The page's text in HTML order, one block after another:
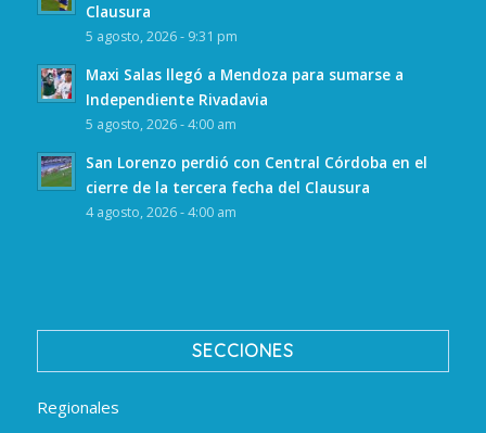
Clausura
5 agosto, 2026 - 9:31 pm
Maxi Salas llegó a Mendoza para sumarse a
Independiente Rivadavia
5 agosto, 2026 - 4:00 am
San Lorenzo perdió con Central Córdoba en el
cierre de la tercera fecha del Clausura
4 agosto, 2026 - 4:00 am
SECCIONES
Regionales